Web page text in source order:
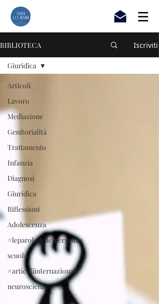
BIBLIOTECA Iscriviti
Articoli
Lavoro
Mediazione
Genitorialità
Trattamento
Infanzia
Diagnosi
Giuridica
Riflessioni
Adolescenza
#leparoledellemergenza
scuola
#articoliinternazionali
neuroscienze
Giuridica